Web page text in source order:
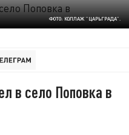
ФОТО: КОЛЛАЖ "ЦАРЬГРАДА".
в село Поповка в